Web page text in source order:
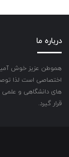
درباره ما
هموطن عزیز خوش
اختصاصی است لذا
های دانشگاهی و علمی
قرار گیرد.